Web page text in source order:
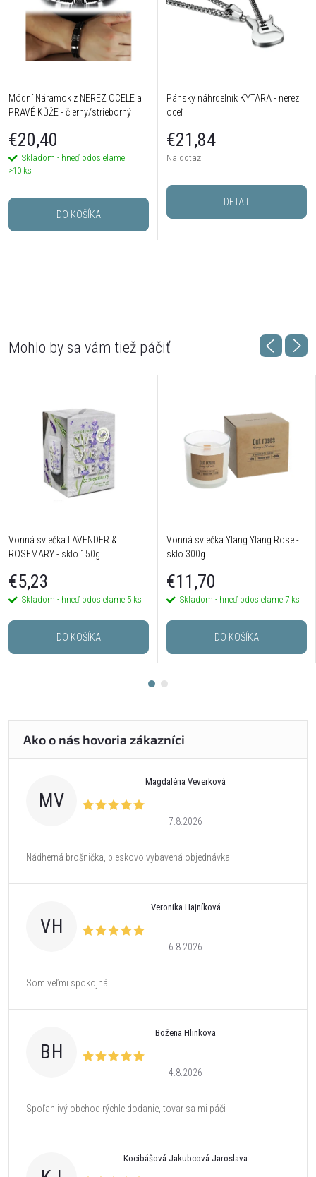
Módní Náramok z NEREZ OCELE a
PRAVÉ KŮŽE - čierny/strieborný
€20,40
Skladom - hneď odosielame
>10 ks
DO KOŠÍKA
Pánsky náhrdelník KYTARA - nerez
oceľ
€21,84
Na dotaz
DETAIL
Vonná sviečka LAVENDER &
ROSEMARY - sklo 150g
€5,23
Skladom - hneď odosielame 5 ks
DO KOŠÍKA
Vonná sviečka Ylang Ylang Rose -
sklo 300g
€11,70
Skladom - hneď odosielame 7 ks
DO KOŠÍKA
MV
Magdaléna Veverková
7.8.2026
Nádherná brošnička, bleskovo vybavená objednávka
VH
Veronika Hajníková
6.8.2026
Som veľmi spokojná
BH
Božena Hlinkova
4.8.2026
Spoľahlivý obchod rýchle dodanie, tovar sa mi páči
Kocibášová Jakubcová Jaroslava